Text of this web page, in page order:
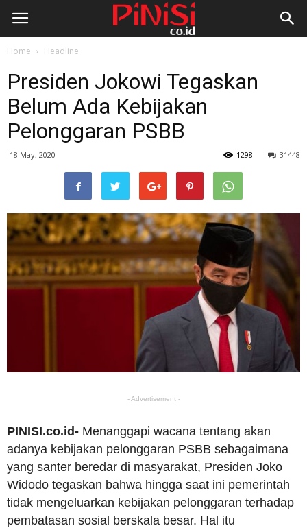
Home Headline
Presiden Jokowi Tegaskan
Belum Ada Kebijakan
Pelonggaran PSBB
18 May, 2020 31448
1298
- Advertisement -
PINISI.co.id- Menanggapi wacana tentang akan
adanya kebijakan pelonggaran PSBB sebagaimana
yang santer beredar di masyarakat, Presiden Joko
Widodo tegaskan bahwa hingga saat ini pemerintah
tidak mengeluarkan kebijakan pelonggaran terhadap
pembatasan sosial berskala besar. Hal itu